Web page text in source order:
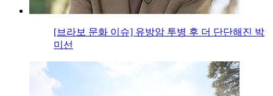
[브라보 문화 이슈] 유방암 투병 후 더 단단해진 박
미선